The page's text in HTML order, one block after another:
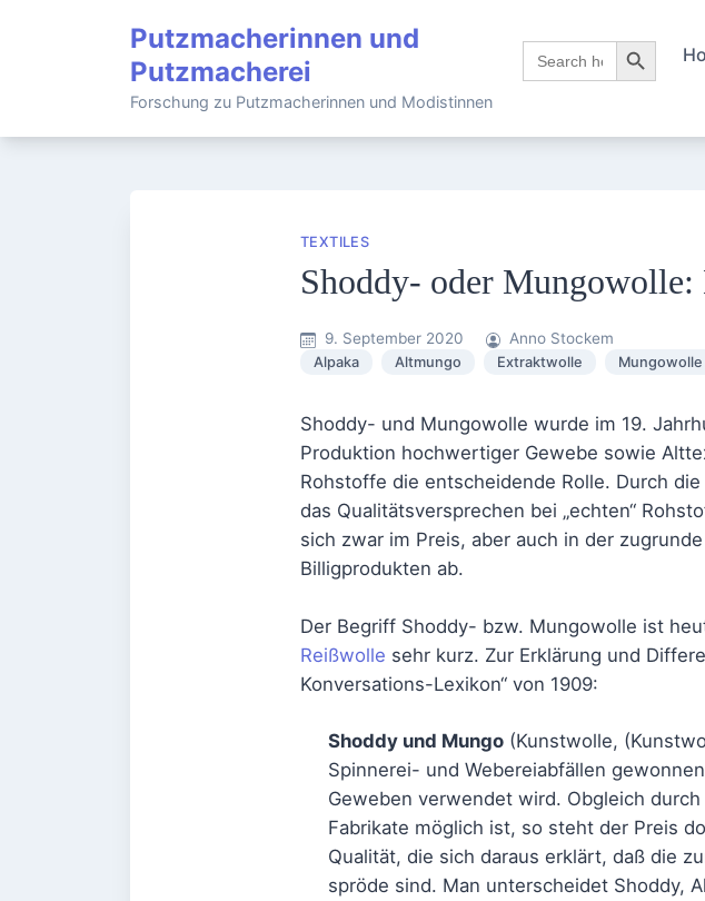
Putzmacherinnen und
Putzmacherei
Forschung zu Putzmacherinnen und Modistinnen
Search
for:
Search Button
TEXTILES
Shoddy- oder Mungowolle:
9. September 2020 Anno Stockem
Alpaka Altmungo Extraktwolle Mungowolle
Shoddy- und Mungowolle wurde im 19.
Produktion hochwertiger Gewebe sowie
Rohstoffe die entscheidende Rolle. Durch
das Qualitätsversprechen bei „echten“
sich zwar im Preis, aber auch in der
Billigprodukten ab.
Der Begriff Shoddy- bzw. Mungowolle ist
Reißwolle sehr kurz. Zur Erklärung und
Konversations-Lexikon“ von 1909:
Shoddy und Mungo (Kunstwolle,
Spinnerei- und Webereiabfällen
Geweben verwendet wird. Obgleich
Fabrikate möglich ist, so steht der Preis
Qualität, die sich daraus erklärt, daß die
spröde sind. Man unterscheidet Shoddy,